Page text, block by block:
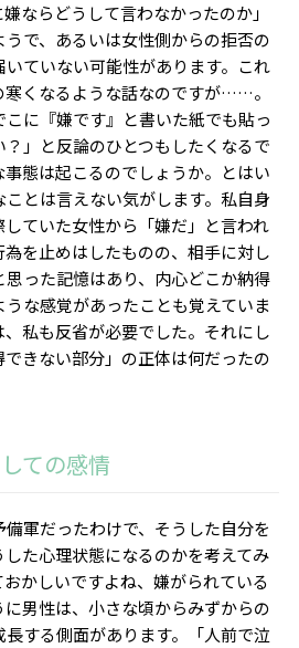
ならどうして言わなかったのか」
で、あるいは女性側からの拒否の
ていない可能性があります。これ
寒くなるような話なのですが……。
に『嫌です』と書いた紙でも貼っ
」と反論のひとつもしたくなるで
態は起こるのでしょうか。とはい
とは言えない気がします。私自身
ていた女性から「嫌だ」と言われ
を止めはしたものの、相手に対し
った記憶はあり、内心どこか納得
な感覚があったことも覚えていま
私も反省が必要でした。それにし
きない部分」の正体は何だったの
ての感情
軍だったわけで、そうした自分を
た心理状態になるのかを考えてみ
かしいですよね、嫌がられている
男性は、小さな頃からみずからの
する側面があります。「人前で泣